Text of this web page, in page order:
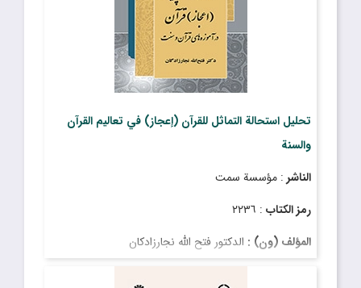
تحليل استحالة التماثل للقرآن (إعجاز) في تعاليم القرآن
والسنة
الناشر : مؤسسة سمت
رمز الكتاب : ٢٢٣٦
المؤلف (ون) : الدكتور فتح الله نجارزادكان